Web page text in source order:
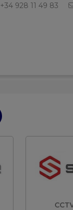
+34 928 11 49 83